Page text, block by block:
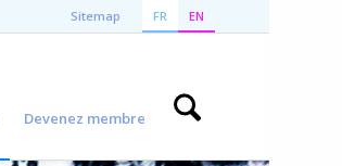
FR EN
Sitemap
Devenez membre